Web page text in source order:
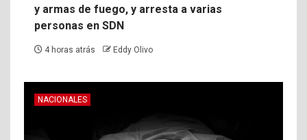
y armas de fuego, y arresta a varias
personas en SDN
4 horas atrás Eddy Olivo
NACIONALES